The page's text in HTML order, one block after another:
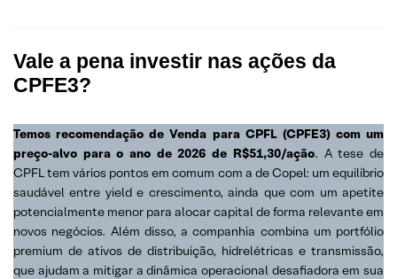
Vale a pena investir nas ações da
CPFE3?
Temos recomendação deVenda para CPFL (CPFE3) com um
preço-alvo para o ano de 2026 de R$51,30/ação. A tese de
CPFL tem vários pontos em comum com a de Copel: um equilíbrio
saudável entre yield e crescimento, ainda que com um apetite
potencialmente menor para alocar capital de forma relevante em
novos negócios. Além disso, a companhia combina um portfólio
premium de ativos de distribuição, hidrelétricas e transmissão,
que ajudam a mitigar a dinâmica operacional desafiadora em sua